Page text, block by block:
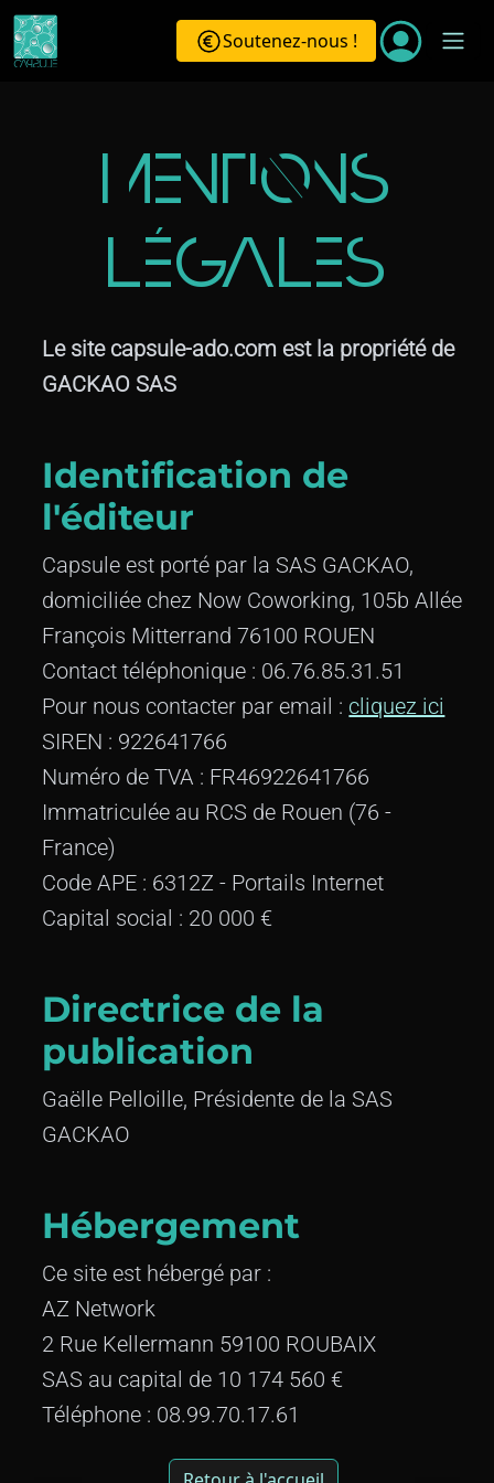
Soutenez-nous !
Mentions
légales
Le site capsule-ado.com est la propriété de
GACKAO SAS
Identification de
l'éditeur
Capsule est porté par la SAS GACKAO,
domiciliée chez Now Coworking, 105b Allée
François Mitterrand 76100 ROUEN
Contact téléphonique : 06.76.85.31.51
Pour nous contacter par email : cliquez ici
SIREN : 922641766
Numéro de TVA : FR46922641766
Immatriculée au RCS de Rouen (76 -
France)
Code APE : 6312Z - Portails Internet
Capital social : 20 000 €
Directrice de la
publication
Gaëlle Pelloille, Présidente de la SAS
GACKAO
Hébergement
Ce site est hébergé par :
AZ Network
2 Rue Kellermann 59100 ROUBAIX
SAS au capital de 10 174 560 €
Téléphone : 08.99.70.17.61